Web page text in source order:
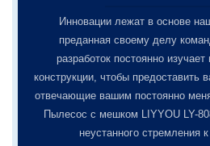
Инновации лежат в основе
преданная своему делу
разработок постоянно
конструкции, чтобы предоставить
отвечающие вашим постоянно
Пылесос с мешком LIYYOU LY-
неустанного стремления